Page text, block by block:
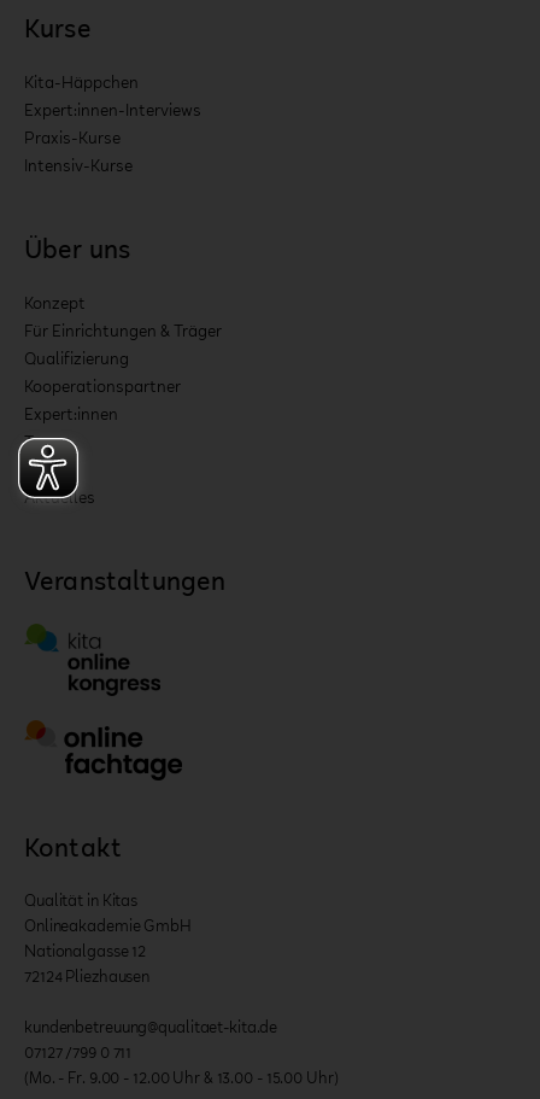
Kurse
Kita-Häppchen
Expert:innen-Interviews
Praxis-Kurse
Intensiv-Kurse
Über uns
Konzept
Für Einrichtungen & Träger
Qualifizierung
Kooperationspartner
Expert:innen
Team
Jobs
Aktuelles
Veranstaltungen
Kontakt
Qualität in Kitas
Onlineakademie GmbH
Nationalgasse 12
72124 Pliezhausen
kundenbetreuung@qualitaet-kita.de
07127 /799 0 711
(Mo. - Fr. 9.00 - 12.00 Uhr & 13.00 - 15.00 Uhr)